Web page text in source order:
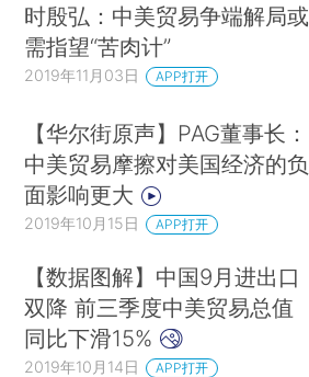
时殷弘：中美贸易争端解局或
需指望“苦肉计”
2019年11月03日 APP打开
【华尔街原声】PAG董事长：
中美贸易摩擦对美国经济的负
面影响更大
2019年10月15日 APP打开
【数据图解】中国9月进出口
双降 前三季度中美贸易总值
同比下滑15%
2019年10月14日 APP打开